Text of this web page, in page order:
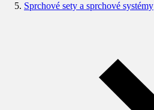
Sprchové sety a sprchové systémy